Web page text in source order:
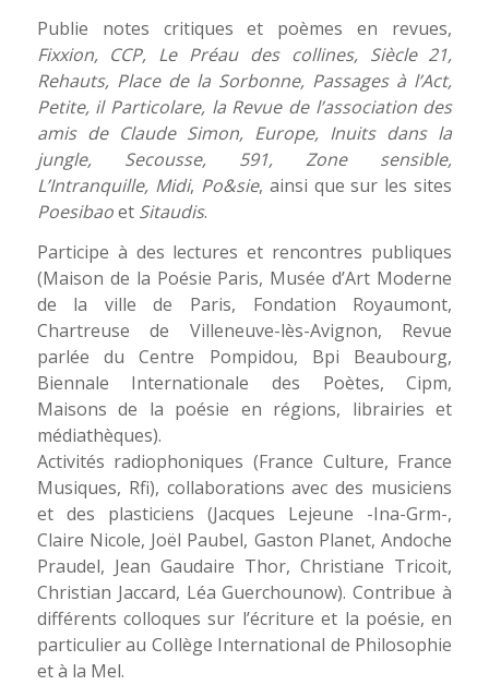
Publie notes critiques et poèmes en revues,
Fixxion, CCP, Le Préau des collines, Siècle 21,
Rehauts, Place de la Sorbonne, Passages à l’Act,
Petite, il Particolare, la Revue de l’association des
amis de Claude Simon, Europe, Inuits dans la
jungle, Secousse, 591, Zone sensible,
L’Intranquille, Midi, Po&sie, ainsi que sur les sites
Poesibaoet Sitaudis.
Participe à des lectures et rencontres publiques
(Maison de la Poésie Paris, Musée d’Art Moderne
de la ville de Paris, Fondation Royaumont,
Chartreuse de Villeneuve-lès-Avignon, Revue
parlée du Centre Pompidou, Bpi Beaubourg,
Biennale Internationale des Poètes, Cipm,
Maisons de la poésie en régions, librairies et
médiathèques).
Activités radiophoniques (France Culture, France
Musiques, Rfi), collaborations avec des musiciens
et des plasticiens (Jacques Lejeune -Ina-Grm-,
Claire Nicole, Joël Paubel, Gaston Planet, Andoche
Praudel, Jean Gaudaire Thor, Christiane Tricoit,
Christian Jaccard, Léa Guerchounow). Contribue à
différents colloques sur l’écriture et la poésie, en
particulier au Collège International de Philosophie
et à la Mel.